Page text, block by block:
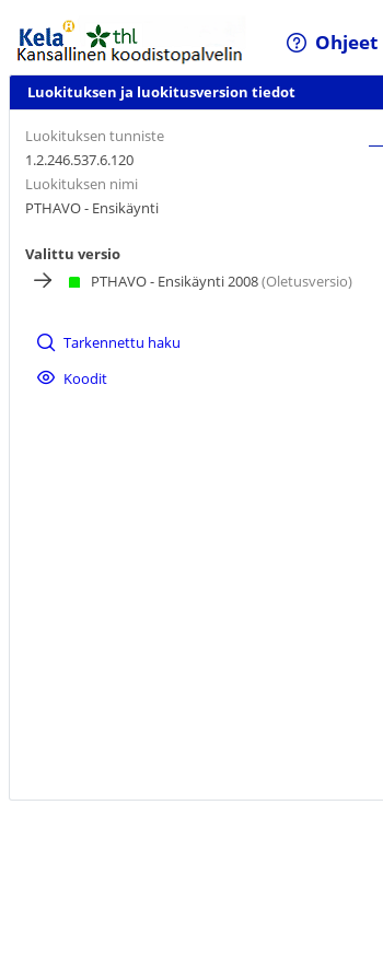
Ohjeet
Luokituksen ja luokitusversion tiedot
Luokituksen tunniste
1.2.246.537.6.120
Luokituksen nimi
PTHAVO - Ensikäynti
Valittu versio
PTHAVO - Ensikäynti 2008(Oletusversio)
Tarkennettu haku
Koodit